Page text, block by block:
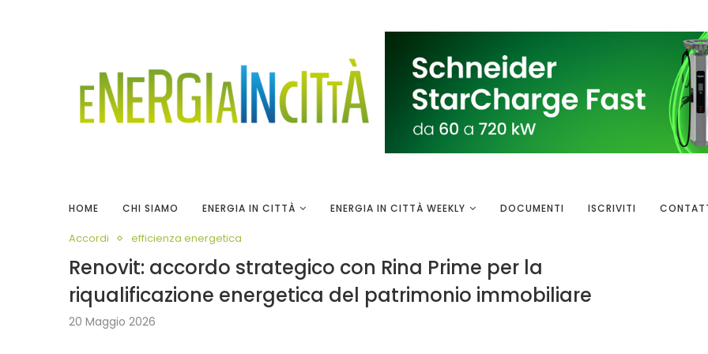
HOME CHI SIAMO ENERGIA IN CITTÀ ENERGIA IN CITTÀ WEEKLY DOCUMENTI ISCRIVITI
Accordi efficienza energetica
Renovit: accordo strategico con Rina Prime per la
riqualificazione energetica del patrimonio immobiliare
20 Maggio 2026